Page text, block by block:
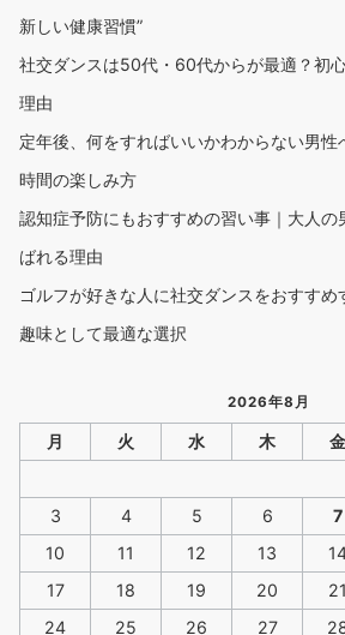
新しい健康習慣”
社交ダンスは50代・60代からが最適？初
理由
定年後、何をすればいいかわからない男
時間の楽しみ方
認知症予防にもおすすめの習い事｜大人の
ばれる理由
ゴルフが好きな人に社交ダンスをおすす
趣味として最適な選択
2026年8月
月 火 水 木 金
3
4 5 6 7
10
11 12 13
17
18 19 20 21
24
25 26 27